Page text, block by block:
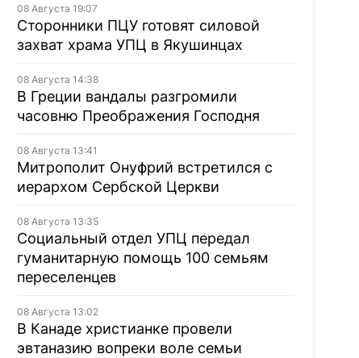
08 Августа 19:07
Сторонники ПЦУ готовят силовой
захват храма УПЦ в Якушинцах
08 Августа 14:38
В Греции вандалы разгромили
часовню Преображения Господня
08 Августа 13:41
Митрополит Онуфрий встретился с
иерархом Сербской Церкви
08 Августа 13:35
Социальный отдел УПЦ передал
гуманитарную помощь 100 семьям
переселенцев
08 Августа 13:02
В Канаде христианке провели
эвтаназию вопреки воле семьи